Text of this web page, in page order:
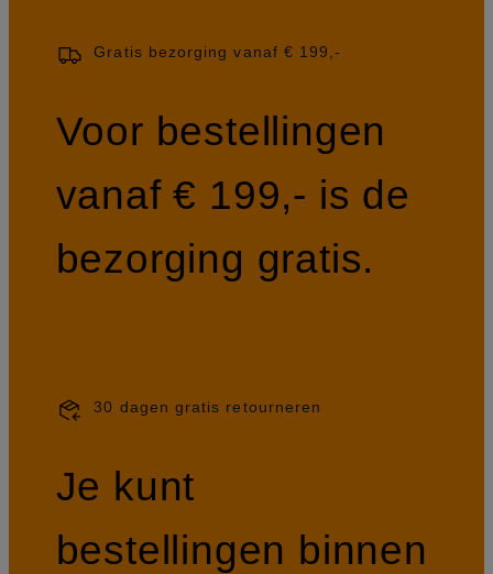
Gratis bezorging vanaf € 199,-
Voor bestellingen
vanaf € 199,- is de
bezorging gratis.
30 dagen gratis retourneren
Je kunt
bestellingen binnen